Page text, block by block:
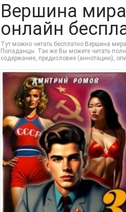
Вершина
онлайн
Тут можно читать бесплатно Вершина
Попаданцы. Так же Вы можете читать
содержание, предисловие (аннотацию),